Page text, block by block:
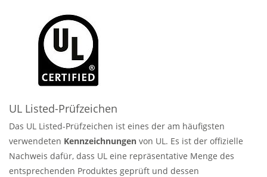
UL Listed-Prüfzeichen
Das UL Listed-Prüfzeichen ist eines der am häufigsten
verwendeten Kennzeichnungen von UL. Es ist der offizielle
Nachweis dafür, dass UL eine repräsentative Menge des
entsprechenden Produktes geprüft und dessen